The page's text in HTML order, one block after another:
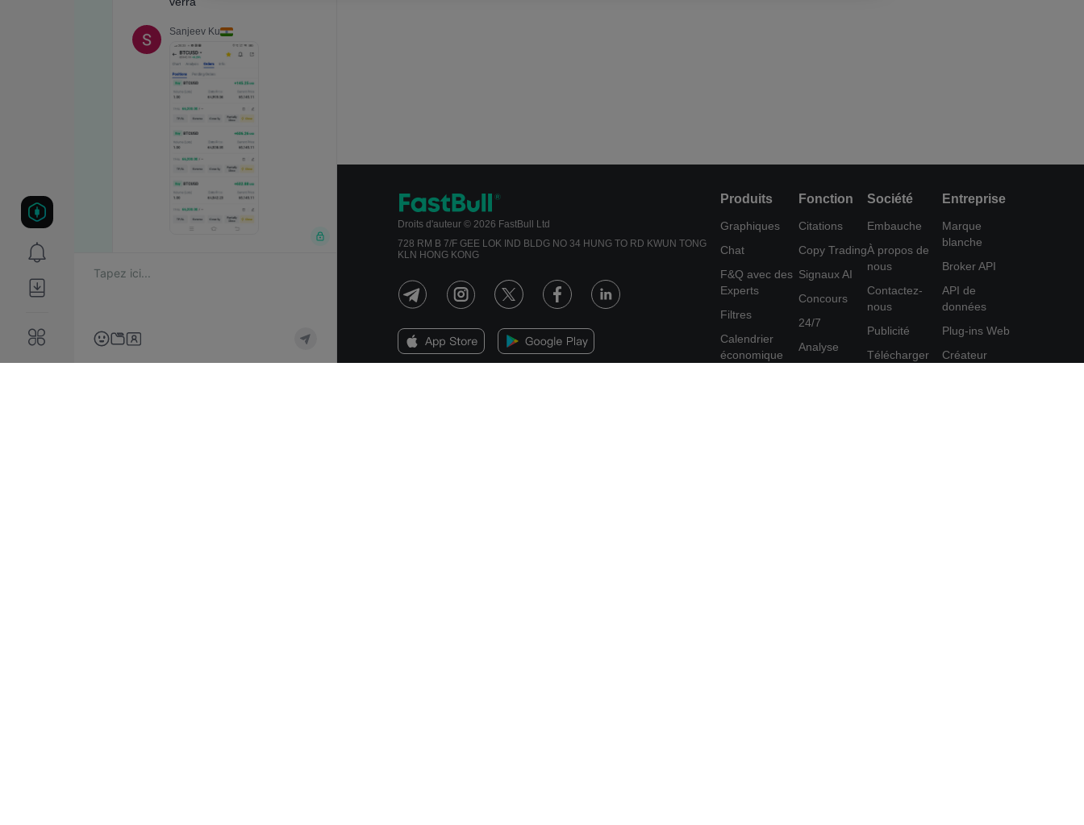
Droits d'auteur © 2026 FastBull Ltd
728 RM B 7/F GEE LOK IND BLDG NO 34 HUNG TO RD KWUN TONG
KLN HONG KONG
Produits
Graphiques
Chat
F&Q avec des
Experts
Filtres
Calendrier
économique
Fonction
Citations
Copy Trading
Signaux AI
Concours
24/7
Analyse
Société
Embauche
À propos de
nous
Contactez-
nous
Publicité
Télécharger
Entreprise
Marque
blanche
Broker API
API de
données
Plug-ins Web
Créateur